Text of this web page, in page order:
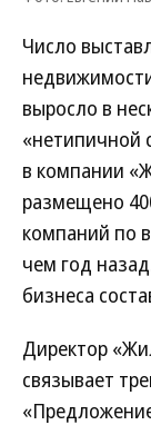
Число
выросло в
«нетипичной
в компании
размещено
компаний по
чем год
бизнеса
Директор
связывает